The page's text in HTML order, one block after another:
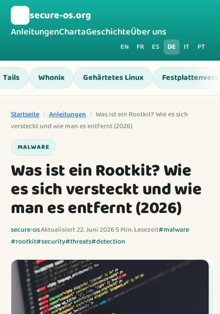
secure-os.org
AnleitungenChartaGeschichteÜber uns
EN FR ES DE IT PT
Tails Whonix Gehärtetes Linux
Startseite / Anleitungen / Was ist ein Rootkit? Wie es sich
versteckt und wie man es entfernt (2026)
MALWARE
Was ist ein Rootkit? Wie
es sich versteckt und wie
man es entfernt (2026)
secure-os·Aktualisiert 22. Juni 2026·5 Min. Lesezeit#malware
#rootkit#security#threats#detection